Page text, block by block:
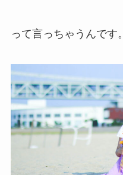
って言っちゃうんです。